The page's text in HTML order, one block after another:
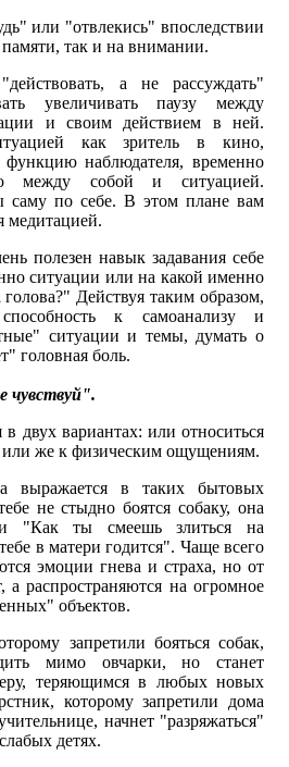
или "отвлекись" впоследствии
памяти, так и на внимании.
а не рассуждать"
увеличивать паузу между
и своим действием в ней.
как зритель в кино,
функцию наблюдателя, временно
между собой и ситуацией.
саму по себе. В этом плане вам
медитацией.
полезен навык задавания себе
ситуации или на какой именно
Действуя таким образом,
к самоанализу и
ситуации и темы, думать о
головная боль.
чувствуй".
двух вариантах: или относиться
или же к физическим ощущениям.
выражается в таких бытовых
не стыдно боятся собаку, она
"Как ты смеешь злиться на
в матери годится". Чаще всего
эмоции гнева и страха, но от
а распространяются на огромное
объектов.
запретили бояться собак,
мимо овчарки, но станет
теряющимся в любых новых
которому запретили дома
начнет "разряжаться"
детях.